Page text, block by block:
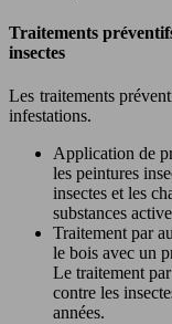
Traitements
insectes
Les traitements
infestations.
Application de
les peintures
insectes et les
substances
Traitement par
le bois avec un
Le traitement
contre les
années.